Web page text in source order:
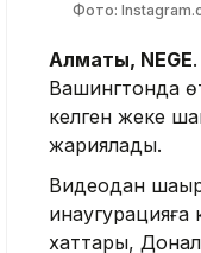
Фото:
Алматы, NEGE
Вашингтонда
келген жеке
жариялады.
Видеодан
инаугурацияға
хаттары,